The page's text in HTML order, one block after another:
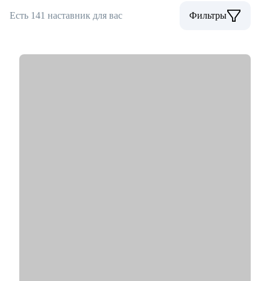
Есть 141 наставник для вас Фильтры